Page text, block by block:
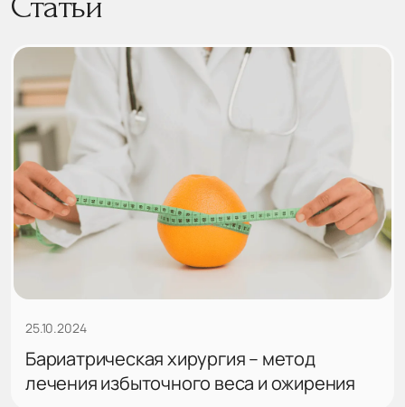
25.10.2024
Бариатрическая хирургия – метод
лечения избыточного веса и ожирения